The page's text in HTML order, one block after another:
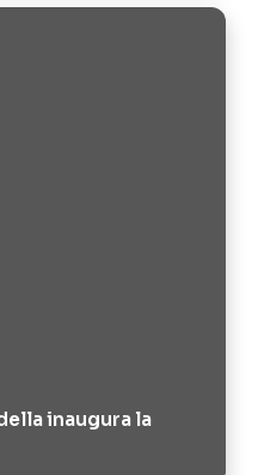
inaugura la